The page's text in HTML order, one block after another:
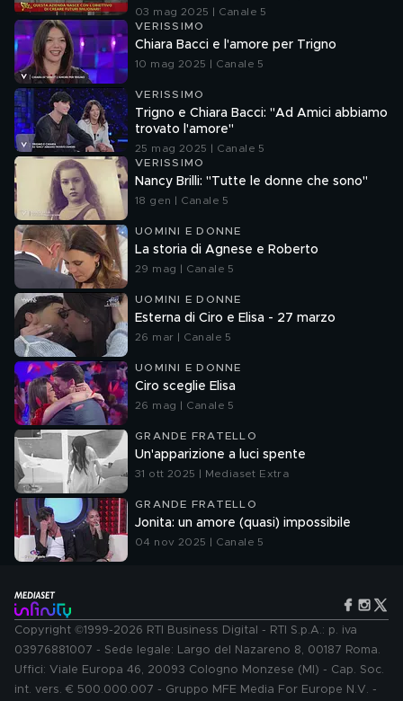
futuri milionari"
03 mag 2025 | Canale 5
VERISSIMO
Chiara Bacci e l'amore per Trigno
10 mag 2025 | Canale 5
VERISSIMO
Trigno e Chiara Bacci: "Ad Amici abbiamo
trovato l'amore"
25 mag 2025 | Canale 5
VERISSIMO
Nancy Brilli: "Tutte le donne che sono"
18 gen | Canale 5
UOMINI E DONNE
La storia di Agnese e Roberto
29 mag | Canale 5
UOMINI E DONNE
Esterna di Ciro e Elisa - 27 marzo
26 mar | Canale 5
UOMINI E DONNE
Ciro sceglie Elisa
26 mag | Canale 5
GRANDE FRATELLO
Un'apparizione a luci spente
31 ott 2025 | Mediaset Extra
GRANDE FRATELLO
Jonita: un amore (quasi) impossibile
04 nov 2025 | Canale 5
Copyright ©1999-2026 RTI Business Digital - RTI S.p.A.: p. iva
03976881007 - Sede legale: Largo del Nazareno 8, 00187 Roma.
Uffici: Viale Europa 46, 20093 Cologno Monzese (MI) - Cap. Soc.
int. vers. € 500.000.007 - Gruppo MFE Media For Europe N.V. -